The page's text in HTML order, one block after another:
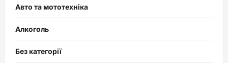
Авто та мототехніка
Алкоголь
Без категорії